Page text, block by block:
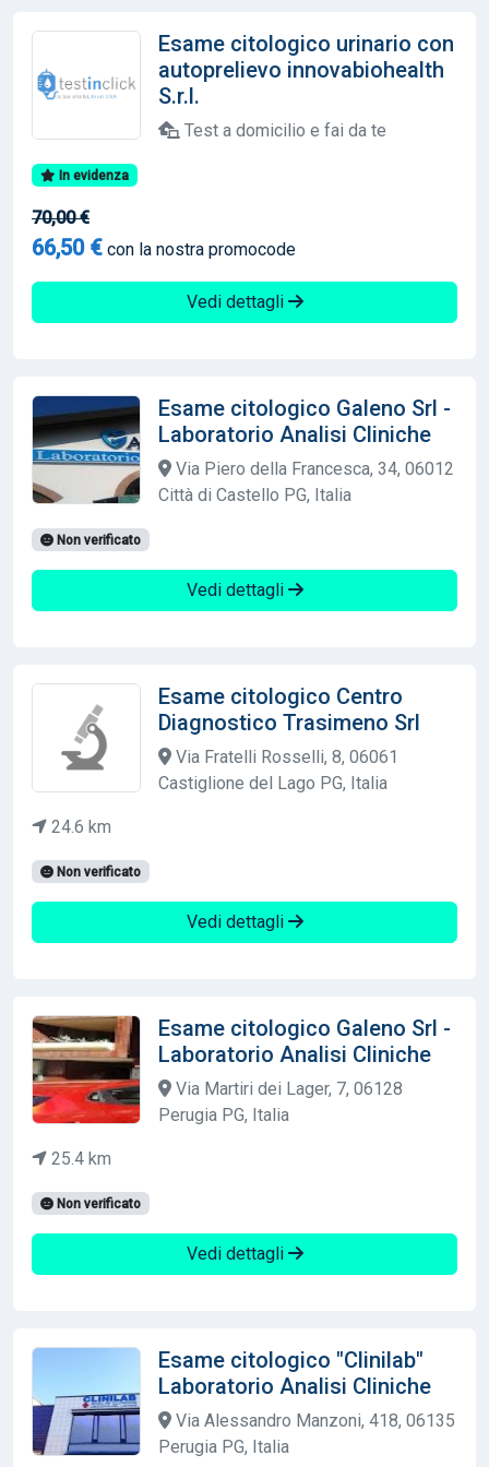
Esame citologico urinario con
autoprelievo innovabiohealth
S.r.l.
Test a domicilio e fai da te
In evidenza
70,00 €
66,50 € con la nostra promocode
Vedi dettagli
Esame citologico Galeno Srl -
Laboratorio Analisi Cliniche
Via Piero della Francesca, 34, 06012
Città di Castello PG, Italia
Non verificato
Vedi dettagli
Esame citologico Centro
Diagnostico Trasimeno Srl
Via Fratelli Rosselli, 8, 06061
Castiglione del Lago PG, Italia
24.6 km
Non verificato
Vedi dettagli
Esame citologico Galeno Srl -
Laboratorio Analisi Cliniche
Via Martiri dei Lager, 7, 06128
Perugia PG, Italia
25.4 km
Non verificato
Vedi dettagli
Esame citologico "Clinilab"
Laboratorio Analisi Cliniche
Via Alessandro Manzoni, 418, 06135
Perugia PG, Italia